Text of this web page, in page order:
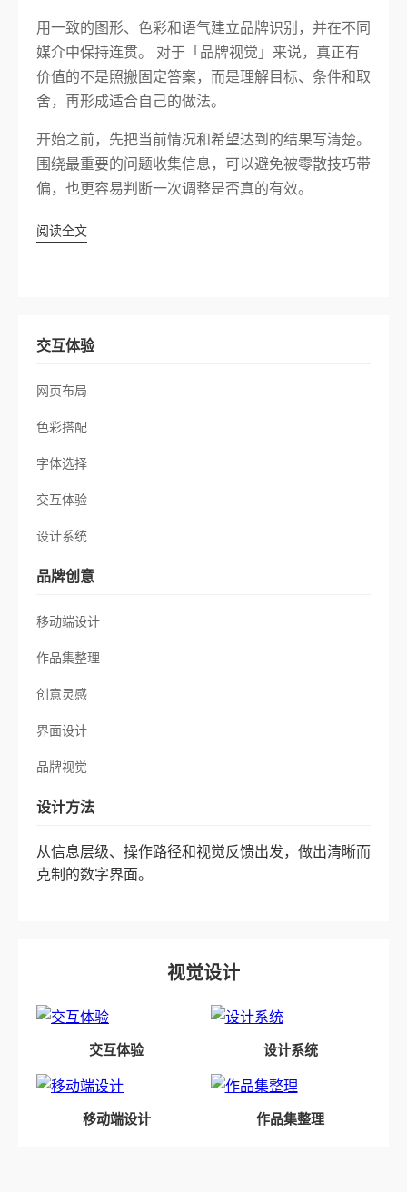
用一致的图形、色彩和语气建立品牌识别，并在不同
媒介中保持连贯。 对于「品牌视觉」来说，真正有
价值的不是照搬固定答案，而是理解目标、条件和取
舍，再形成适合自己的做法。
开始之前，先把当前情况和希望达到的结果写清楚。
围绕最重要的问题收集信息，可以避免被零散技巧带
偏，也更容易判断一次调整是否真的有效。
阅读全文
交互体验
网页布局
色彩搭配
字体选择
交互体验
设计系统
品牌创意
移动端设计
作品集整理
创意灵感
界面设计
品牌视觉
设计方法
从信息层级、操作路径和视觉反馈出发，做出清晰而
克制的数字界面。
视觉设计
交互体验 设计系统
移动端设计 作品集整理